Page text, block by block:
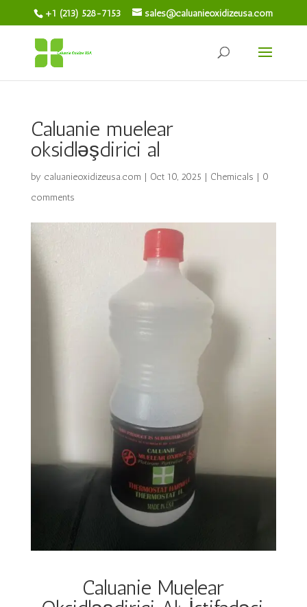
+1 (213) 528-7153 sales@caluanieoxidizeusa.com
Caluanie muelear
oksidləşdirici al
by caluanieoxidizeusa.com | Oct 10, 2025 | Chemicals | 0
comments
Caluanie Muelear